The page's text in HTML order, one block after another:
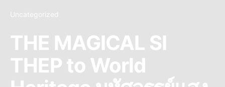
Uncategorized
THE MAGICAL SI
THEP to World